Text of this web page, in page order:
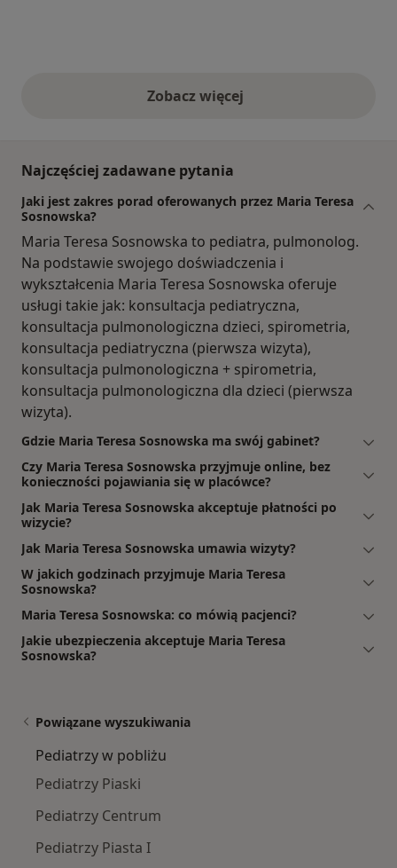
Zobacz więcejopinie powyżej
Najczęściej zadawane pytania
Jaki jest zakres porad oferowanych przez Maria Teresa
Sosnowska?
Maria Teresa Sosnowska to pediatra, pulmonolog.
Na podstawie swojego doświadczenia i
wykształcenia Maria Teresa Sosnowska oferuje
usługi takie jak: konsultacja pediatryczna,
konsultacja pulmonologiczna dzieci, spirometria,
konsultacja pediatryczna (pierwsza wizyta),
konsultacja pulmonologiczna + spirometria,
konsultacja pulmonologiczna dla dzieci (pierwsza
wizyta).
Gdzie Maria Teresa Sosnowska ma swój gabinet?
Czy Maria Teresa Sosnowska przyjmuje online, bez
konieczności pojawiania się w placówce?
Jak Maria Teresa Sosnowska akceptuje płatności po
wizycie?
Jak Maria Teresa Sosnowska umawia wizyty?
W jakich godzinach przyjmuje Maria Teresa
Sosnowska?
Maria Teresa Sosnowska: co mówią pacjenci?
Jakie ubezpieczenia akceptuje Maria Teresa
Sosnowska?
Powiązane wyszukiwania
Pediatrzy w pobliżu
Pediatrzy Piaski
Pediatrzy Centrum
Pediatrzy Piasta I